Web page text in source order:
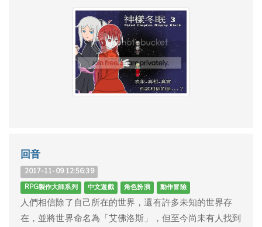
回音
2017-11-09 12:56:39
RPG製作大師系列
中文遊戲 角色扮演 動作冒險
人們相信除了自己所在的世界，還有許多未知的世界存
在，並將世界命名為「艾佛洛斯」，但至今尚未有人找到